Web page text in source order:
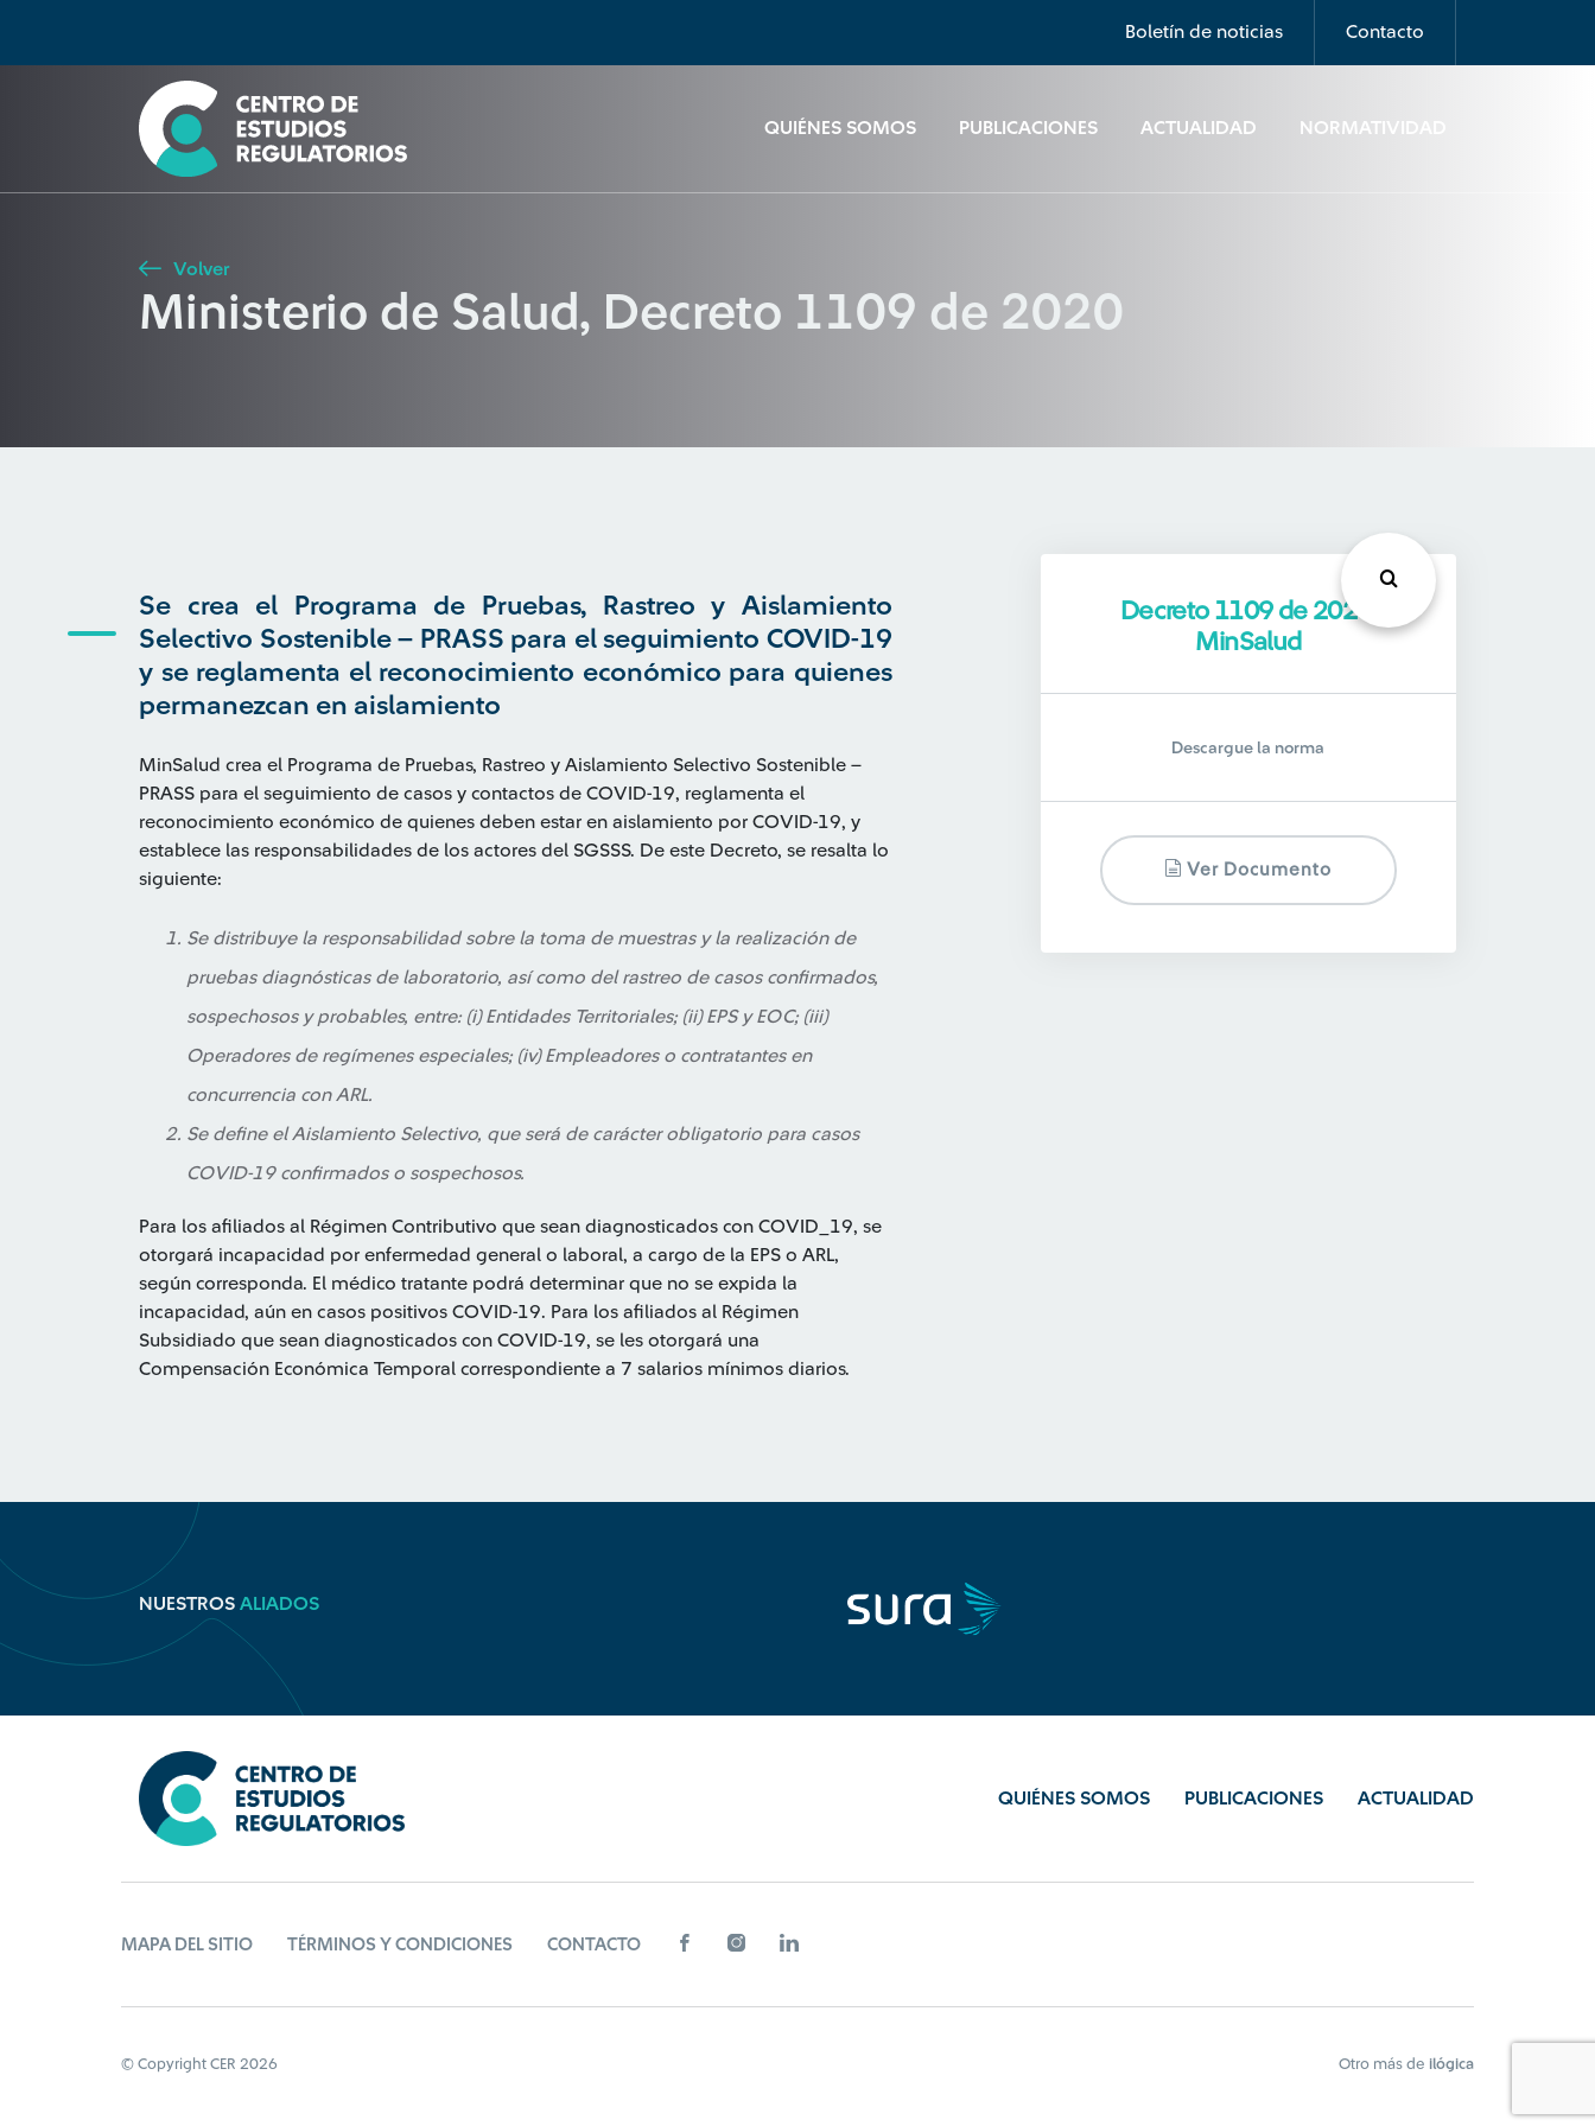
Boletín de noticias Contacto
QUIÉNES SOMOS PUBLICACIONES ACTUALIDAD NORMATIVIDAD
Seleccione país
Buscar
Volver
Ministerio de Salud, Decreto 1109 de 2020
Se crea el Programa de Pruebas, Rastreo y Aislamiento
Selectivo Sostenible – PRASS para el seguimiento COVID-19
y se reglamenta el reconocimiento económico para quienes
permanezcan en aislamiento
MinSalud crea el Programa de Pruebas, Rastreo y Aislamiento Selectivo Sostenible –
PRASS para el seguimiento de casos y contactos de COVID-19, reglamenta el
reconocimiento económico de quienes deben estar en aislamiento por COVID-19, y
establece las responsabilidades de los actores del SGSSS. De este Decreto, se resalta lo
siguiente:
Se distribuye la responsabilidad sobre la toma de muestras y la realización de
pruebas diagnósticas de laboratorio, así como del rastreo de casos confirmados,
sospechosos y probables, entre: (i) Entidades Territoriales; (ii) EPS y EOC; (iii)
Operadores de regímenes especiales; (iv) Empleadores o contratantes en
concurrencia con ARL.
Se define el Aislamiento Selectivo, que será de carácter obligatorio para casos
COVID-19 confirmados o sospechosos.
Para los afiliados al Régimen Contributivo que sean diagnosticados con COVID_19, se
otorgará incapacidad por enfermedad general o laboral, a cargo de la EPS o ARL,
según corresponda. El médico tratante podrá determinar que no se expida la
incapacidad, aún en casos positivos COVID-19. Para los afiliados al Régimen
Subsidiado que sean diagnosticados con COVID-19, se les otorgará una
Compensación Económica Temporal correspondiente a 7 salarios mínimos diarios.
Decreto 1109 de 2020,
MinSalud
Descargue la norma
Ver Documento
NUESTROS ALIADOS
QUIÉNES SOMOS PUBLICACIONES ACTUALIDAD
MAPA DEL SITIO TÉRMINOS Y CONDICIONES CONTACTO
© Copyright CER 2026 Otro más de ilógica